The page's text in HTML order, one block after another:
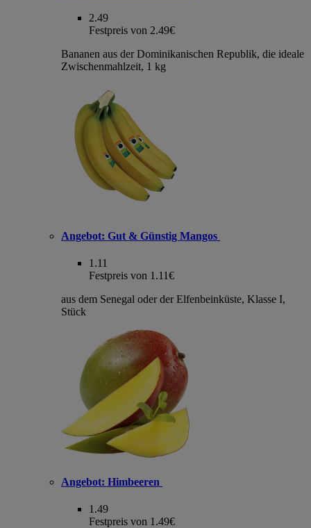
2.49
Festpreis von 2.49€
Bananen aus der Dominikanischen Republik, die ideale
Zwischenmahlzeit, 1 kg
Angebot: Gut & Günstig Mangos
1.11
Festpreis von 1.11€
aus dem Senegal oder der Elfenbeinküste, Klasse I,
Stück
Angebot: Himbeeren
1.49
Festpreis von 1.49€